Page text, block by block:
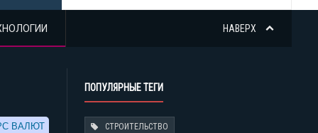
НАВЕРХ
ПОПУЛЯРНЫЕ ТЕГИ
СТРОИТЕЛЬСТВО